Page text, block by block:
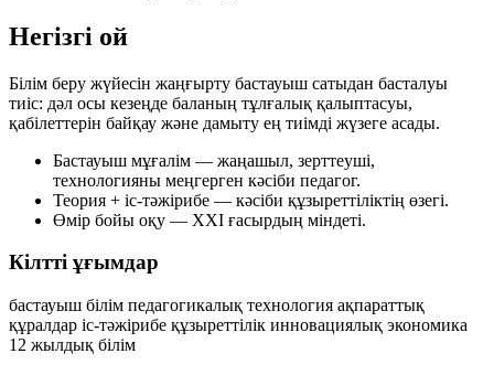
Негізгі ой
Білім беру жүйесін жаңғырту бастауыш сатыдан басталуы
тиіс: дәл осы кезеңде баланың тұлғалық қалыптасуы,
қабілеттерін байқау және дамыту ең тиімді жүзеге асады.
Бастауыш мұғалім — жаңашыл, зерттеуші,
технологияны меңгерген кәсіби педагог.
Теория + іс-тәжірибе — кәсіби құзыреттіліктің өзегі.
Өмір бойы оқу — ХХІ ғасырдың міндеті.
Кілтті ұғымдар
бастауыш білім педагогикалық технология ақпараттық
құралдар іс-тәжірибе құзыреттілік инновациялық экономика
12 жылдық білім